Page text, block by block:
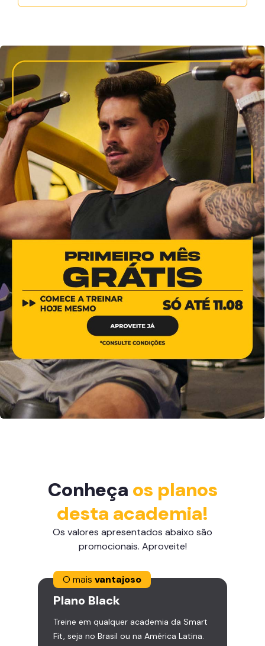
Conheça os planos
desta academia!
Os valores apresentados abaixo são
promocionais. Aproveite!
O mais vantajoso
Plano Black
Treine em qualquer academia da Smart
Fit, seja no Brasil ou na América Latina.